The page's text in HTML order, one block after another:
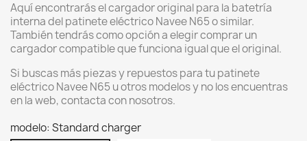
Aquí encontrarás el cargador original para la batetría
interna del patinete eléctrico Navee N65 o similar.
También tendrás como opción a elegir comprar un
cargador compatible que funciona igual que el original.
Si buscas más piezas y repuestos para tu patinete
eléctrico Navee N65 u otros modelos y no los encuentras
en la web, contacta con nosotros.
modelo: Standard charger